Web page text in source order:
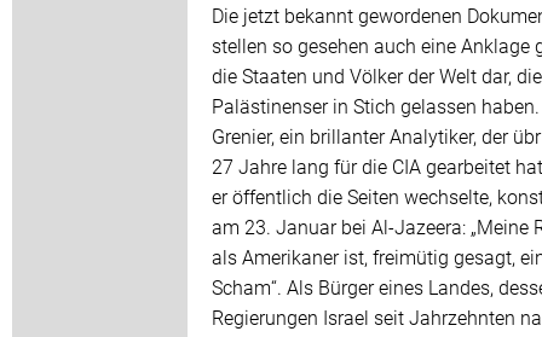
Die jetzt bekannt gewordenen
stellen so gesehen auch eine Anklage
die Staaten und Völker der Welt dar,
Palästinenser in Stich gelassen
Grenier, ein brillanter Analytiker, der
27 Jahre lang für die CIA gearbeitet
er öffentlich die Seiten wechselte,
am 23. Januar bei Al-Jazeera: „Meine
als Amerikaner ist, freimütig gesagt,
Scham“. Als Bürger eines Landes,
Regierungen Israel seit Jahrzehnten